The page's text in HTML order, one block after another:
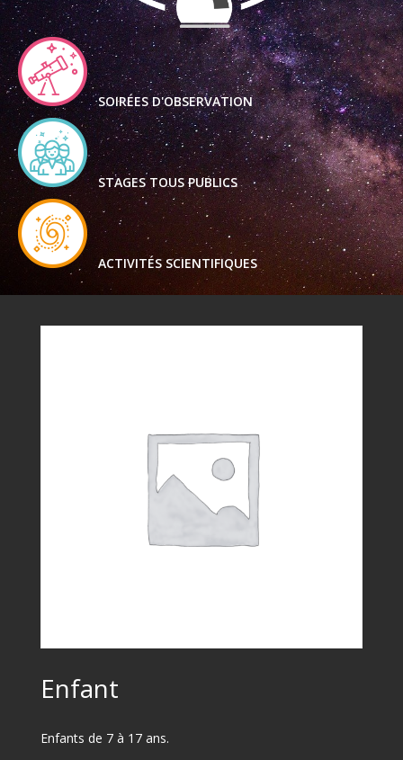
SOIRÉES D'OBSERVATION
STAGES TOUS PUBLICS
ACTIVITÉS SCIENTIFIQUES
Enfant
Enfants de 7 à 17 ans.